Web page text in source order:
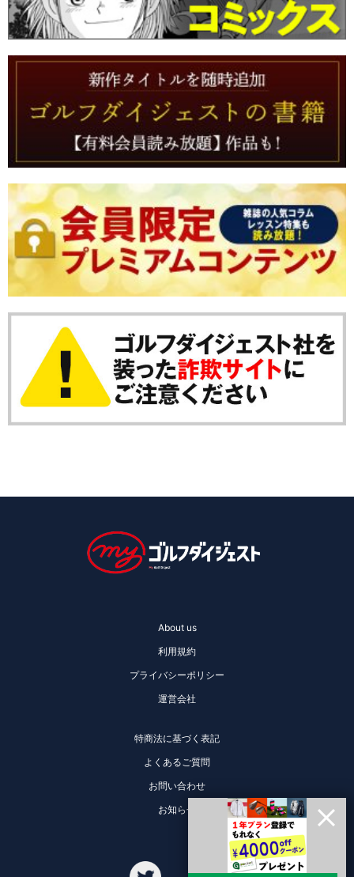
About us
利用規約
プライバシーポリシー
運営会社
特商法に基づく表記
よくあるご質問
お問い合わせ
お知らせ